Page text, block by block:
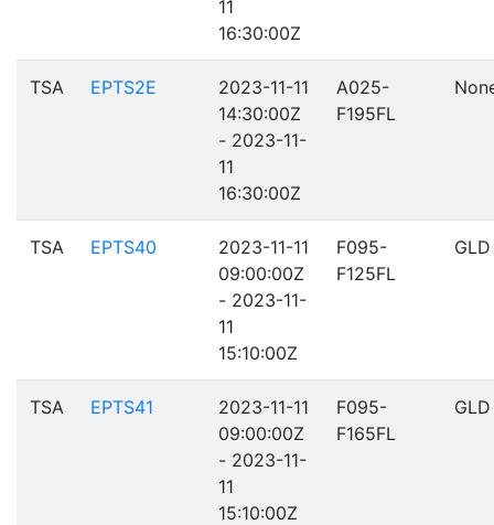
11
16:30:00Z
TSA EPTS2E
2023-11-11
14:30:00Z
- 2023-11-
11
16:30:00Z
A025-
F195FL
TSA EPTS40
2023-11-11
09:00:00Z
- 2023-11-
11
15:10:00Z
F095-
F125FL
GLD
TSA EPTS41
2023-11-11
09:00:00Z
- 2023-11-
11
15:10:00Z
F095-
F165FL
GLD